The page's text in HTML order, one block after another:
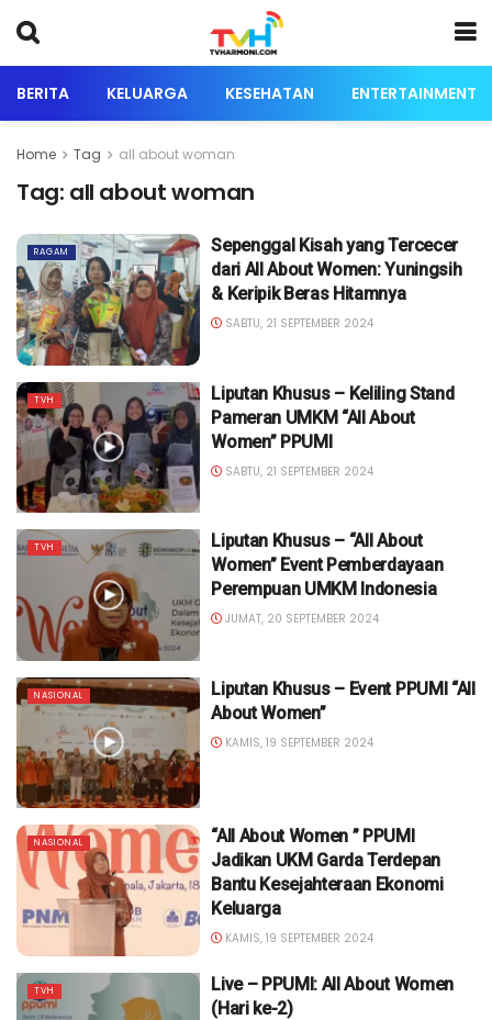
BERITA KELUARGA KESEHATAN ENTERTAINMENT
Home Tag all about woman
Tag: all about woman
RAGAM
Sepenggal Kisah yang Tercecer
dari All About Women: Yuningsih
& Keripik Beras Hitamnya
SABTU, 21 SEPTEMBER 2024
TVH
Liputan Khusus – Keliling Stand
Pameran UMKM “All About
Women” PPUMI
SABTU, 21 SEPTEMBER 2024
TVH
Liputan Khusus – “All About
Women” Event Pemberdayaan
Perempuan UMKM Indonesia
JUMAT, 20 SEPTEMBER 2024
NASIONAL
Liputan Khusus – Event PPUMI “All
About Women”
KAMIS, 19 SEPTEMBER 2024
NASIONAL
“All About Women ” PPUMI
Jadikan UKM Garda Terdepan
Bantu Kesejahteraan Ekonomi
Keluarga
KAMIS, 19 SEPTEMBER 2024
TVH
Live – PPUMI: All About Women
(Hari ke-2)